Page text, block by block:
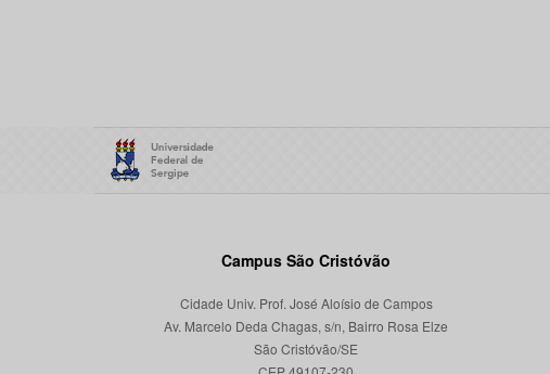
Campus São Cristóvão
Cidade Univ. Prof. José Aloísio de Campos
Av. Marcelo Deda Chagas, s/n, Bairro Rosa Elze
São Cristóvão/SE